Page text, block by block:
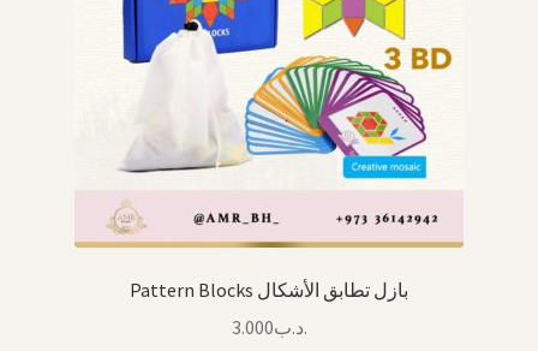
Pattern Blocks بازل تطابق الأشكال
.د.ب3.000